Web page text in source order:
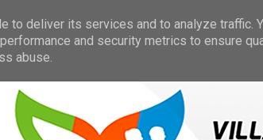
to deliver its services and to analyze traffic.
and security metrics to ensure
abuse.